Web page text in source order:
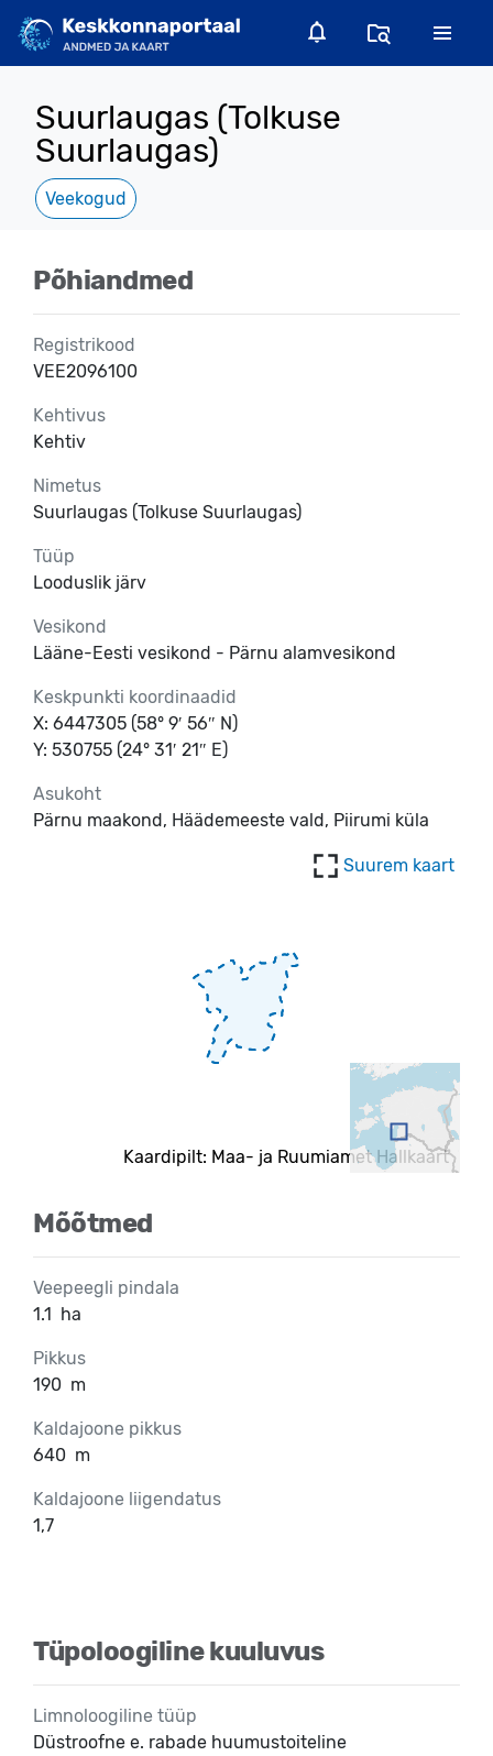
Suurlaugas (Tolkuse
Suurlaugas)
Veekogud
Põhiandmed
Registrikood
VEE2096100
Kehtivus
Kehtiv
Nimetus
Suurlaugas (Tolkuse Suurlaugas)
Tüüp
Looduslik järv
Vesikond
Lääne-Eesti vesikond - Pärnu alamvesikond
Keskpunkti koordinaadid
X: 6447305 (58° 9′ 56″ N)
Y: 530755 (24° 31′ 21″ E)
Asukoht
Pärnu maakond, Häädemeeste vald, Piirumi küla
Suurem kaart
Kaardipilt: Maa- ja Ruumiamet Hallkaart
Mõõtmed
Veepeegli pindala
1.1 ha
Pikkus
190 m
Kaldajoone pikkus
640 m
Kaldajoone liigendatus
1,7
Tüpoloogiline kuuluvus
Limnoloogiline tüüp
Düstroofne e. rabade huumustoiteline